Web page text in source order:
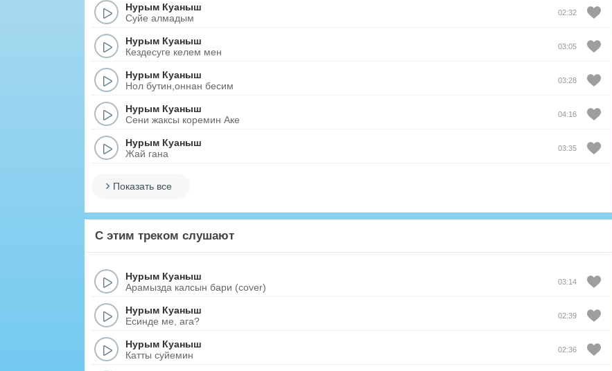
Нурым Куаныш
Суйе алмадым
02:32
Нурым Куаныш
Кездесуге келем мен
03:05
Нурым Куаныш
Нол бутин,оннан бесим
03:28
Нурым Куаныш
Сени жаксы коремин Аке
04:16
Нурым Куаныш
Жай гана
03:35
Показать все
С этим треком слушают
Нурым Куаныш
Арамызда калсын бари (cover)
03:14
Нурым Куаныш
Есинде ме, ага?
02:39
Нурым Куаныш
Катты суйемин
02:36